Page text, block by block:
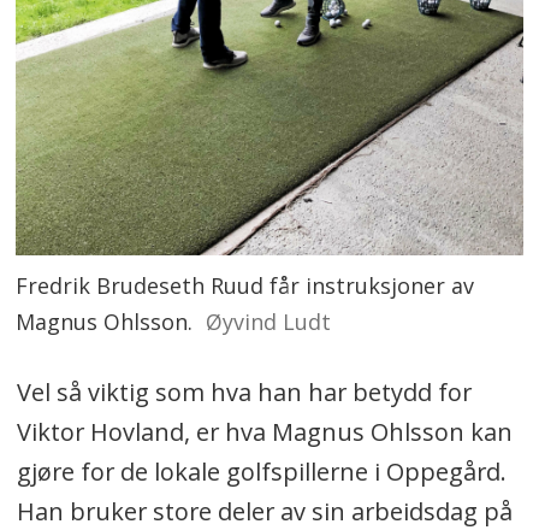
Fredrik Brudeseth Ruud får instruksjoner av
Magnus Ohlsson. Øyvind Ludt
Vel så viktig som hva han har betydd for
Viktor Hovland, er hva Magnus Ohlsson kan
gjøre for de lokale golfspillerne i Oppegård.
Han bruker store deler av sin arbeidsdag på